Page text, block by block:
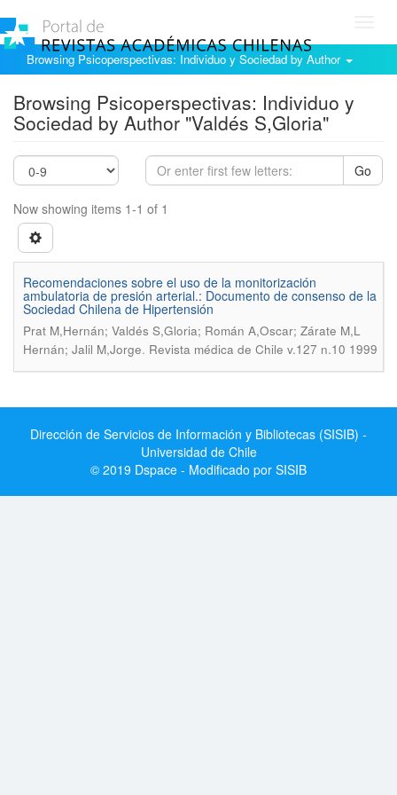
Browsing Psicoperspectivas: Individuo y Sociedad by Author
Browsing Psicoperspectivas: Individuo y
Sociedad by Author "Valdés S,Gloria"
Go
Now showing items 1-1 of 1
Recomendaciones sobre el uso de la monitorización
ambulatoria de presión arterial.: Documento de consenso de la
Sociedad Chilena de Hipertensión
Prat M,Hernán; Valdés S,Gloria; Román A,Oscar; Zárate M,L
Hernán; Jalil M,Jorge. Revista médica de Chile v.127 n.10 1999
Dirección de Servicios de Información y Bibliotecas (SISIB) -
Universidad de Chile
© 2019 Dspace - Modificado por SISIB